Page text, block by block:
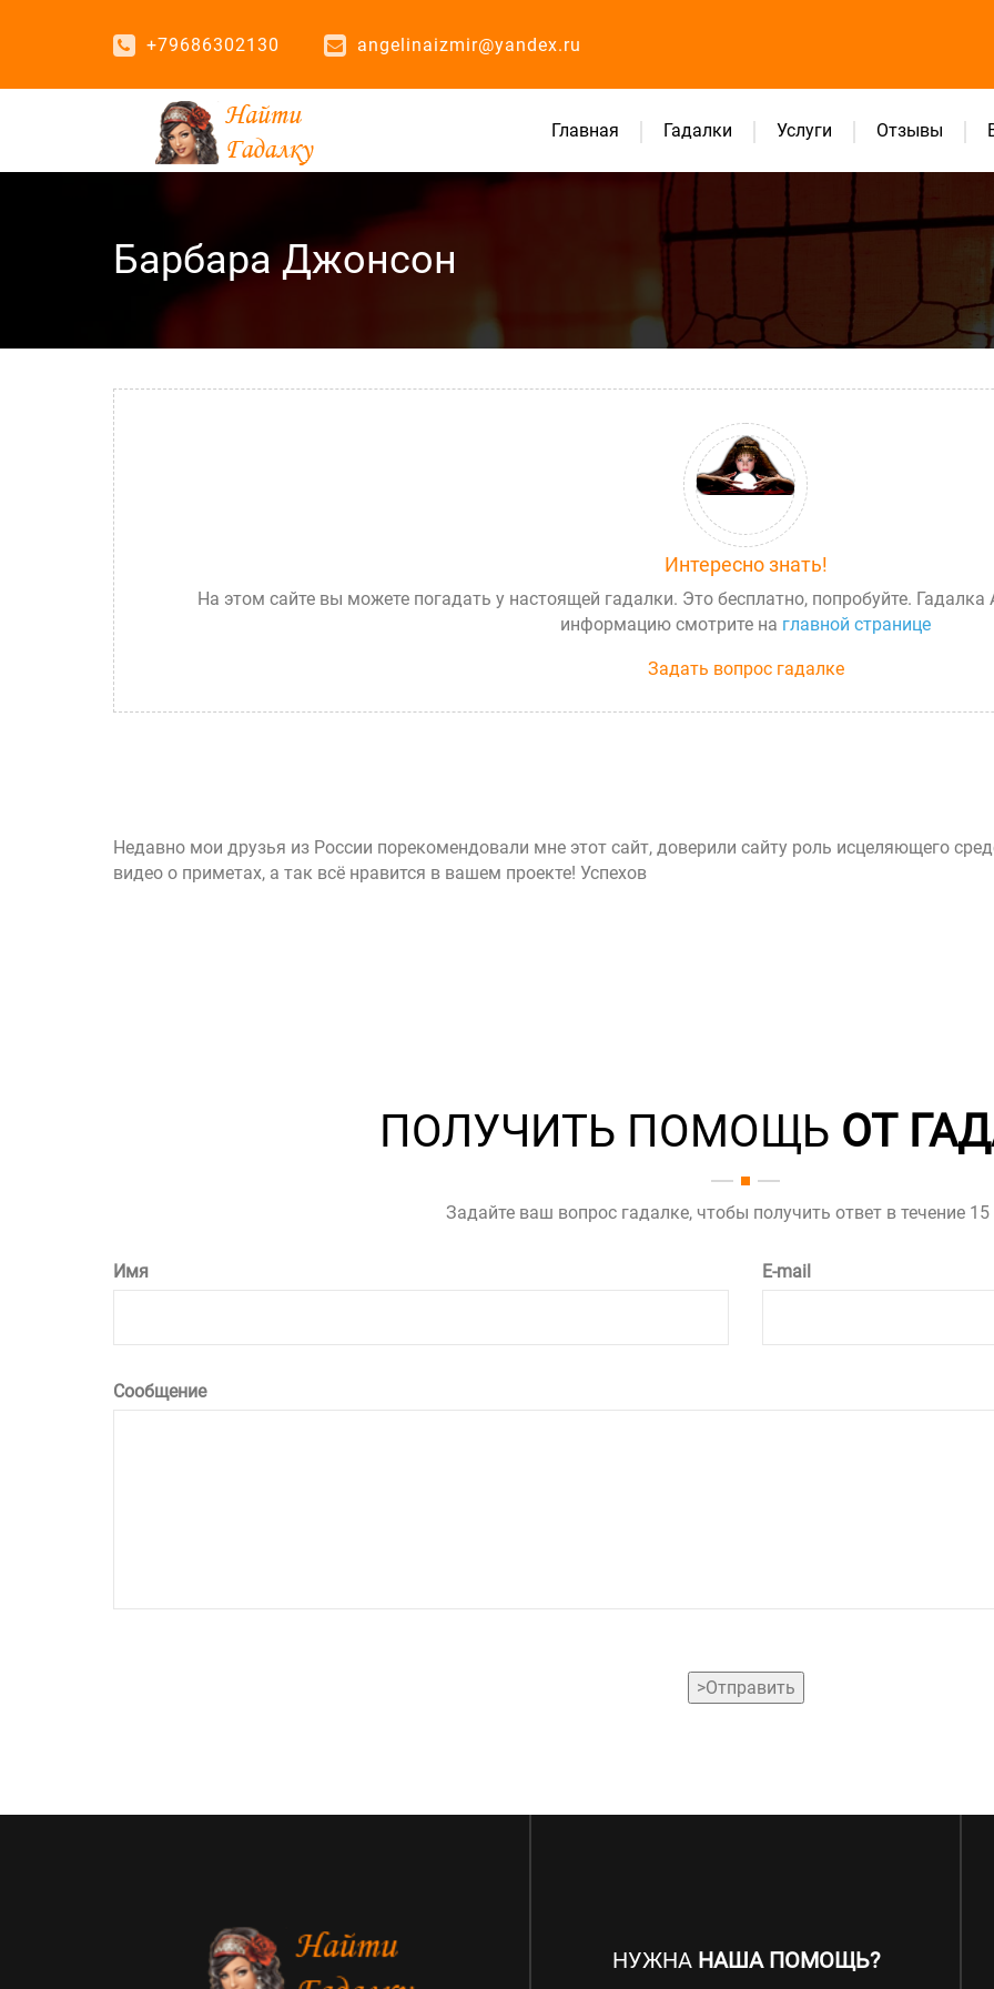
+79686302130 angelinaizmir@yandex.ru
Главная Гадалки Услуги Отзывы
Барбара Джонсон
Интересно знать!
На этом сайте вы можете погадать у настоящей гадалки. Это бесплатно, попробуйте.
информацию смотрите на главной странице
Задать вопрос гадалке
Недавно мои друзья из России порекомендовали мне этот сайт, доверили сайту роль исцеляющего
видео о приметах, а так всё нравится в вашем проекте! Успехов
ПОЛУЧИТЬ ПОМОЩЬ ОТ
Задайте ваш вопрос гадалке, чтобы получить ответ в течение
Имя E-mail
Сообщение
>Отправить
НУЖНА НАША ПОМОЩЬ?